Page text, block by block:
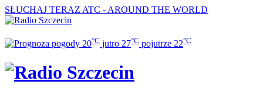
SŁUCHAJ TERAZ ATC - AROUND THE WORLD
20°C jutro 27°C pojutrze 22°C